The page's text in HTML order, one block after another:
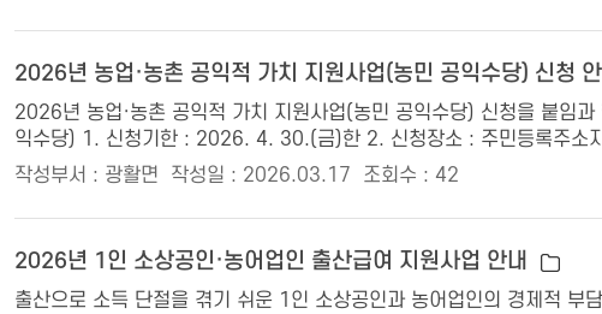
2026년 농업·농촌 공익적 가치 지원사업(농민 공익수당) 신청
2026년 농업·농촌 공익적 가치 지원사업(농민 공익수당) 신청을 붙임
익수당) 1. 신청기한 : 2026. 4. 30.(금)한 2. 신청장소 : 주민등록주소
작성부서 : 광활면
작성일 : 2026.03.17 조회수 : 42
2026년 1인 소상공인·농어업인 출산급여 지원사업 안내
출산으로 소득 단절을 겪기 쉬운 1인 소상공인과 농어업인의 경제적 부